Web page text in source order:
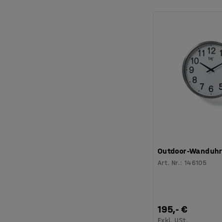
Outdoor-
Art. Nr.: 146105
195,- €
Exkl. USt.